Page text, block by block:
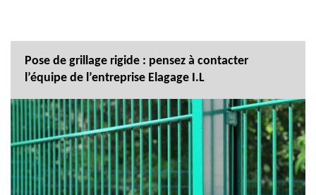
Pose de grillage rigide : pensez à contacter
l’équipe de l’entreprise Elagage I.L